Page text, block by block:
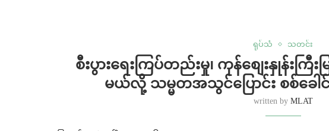
ရုပ်သံ သတင်း
စီးပွားရေးကြပ်တည်းမှု၊ ကုန်စျေးနှုန်းက
မယ်လို့ သမ္မတအသွင်ပြောင်း စစ်ခေါင်
written by MLAT